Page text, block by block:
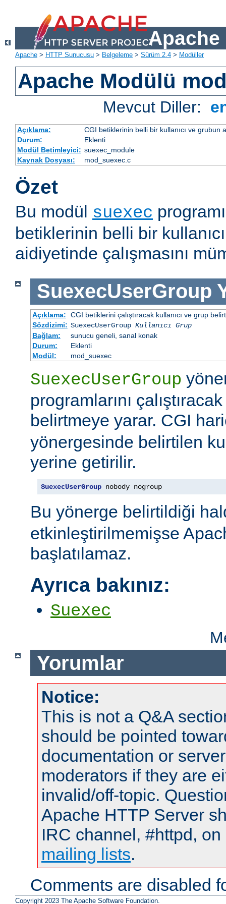
Apache
Apache > HTTP Sunucusu > Belgeleme > Sürüm 2.4 > Modüller
Apache Modülü
Mevcut Diller:
Açıklama:
CGI betiklerinin belli bir kullanıcı ve grubun
Durum:
Eklenti
Modül Betimleyici: suexec_module
Kaynak Dosyası:
mod_suexec.c
Özet
Bu modül suexec
betiklerinin belli bir
aidiyetinde çalışmasını
SuexecUserGroup
Açıklama:
CGI betiklerini çalıştıracak kullanıcı ve grup
Sözdizimi: SuexecUserGroup Kullanıcı Grup
Bağlam:
sunucu geneli, sanal konak
Durum:
Eklenti
Modül:
mod_suexec
SuexecUserGroup
programlarını
belirtmeye yarar. CGI
yönergesinde belirtilen
yerine getirilir.
SuexecUserGroup nobody nogroup
Bu yönerge belirtildiği
etkinleştirilmemişse
başlatılamaz.
Ayrıca bakınız:
Suexec
Yorumlar
Notice:
This is not a Q&A
should be pointed
documentation or
moderators if they are
invalid/off-topic.
Apache HTTP Server
IRC channel, #httpd,
mailing lists.
Comments are disabled
Copyright 2023 The Apache Software Foundation.